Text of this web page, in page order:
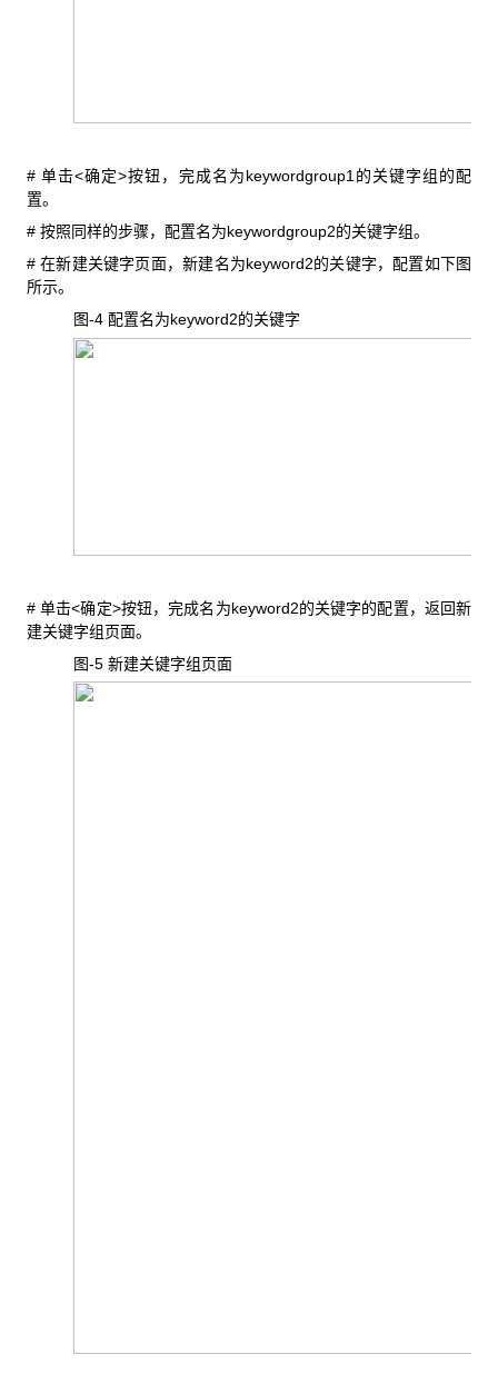
#单击<确定>按钮，完成名为 keywordgroup1的关键字组的配
置。
# 按照同样的步骤，配置名为keywordgroup2的关键字组。
#在新建关键字页面，新建名为keyword2的关键字，配置如下图
所示。
图-4 配置名为keyword2的关键字
#单击<确定>按钮，完成名为keyword2的关键字的配置，返回新
建关键字组页面。
图-5 新建关键字组页面